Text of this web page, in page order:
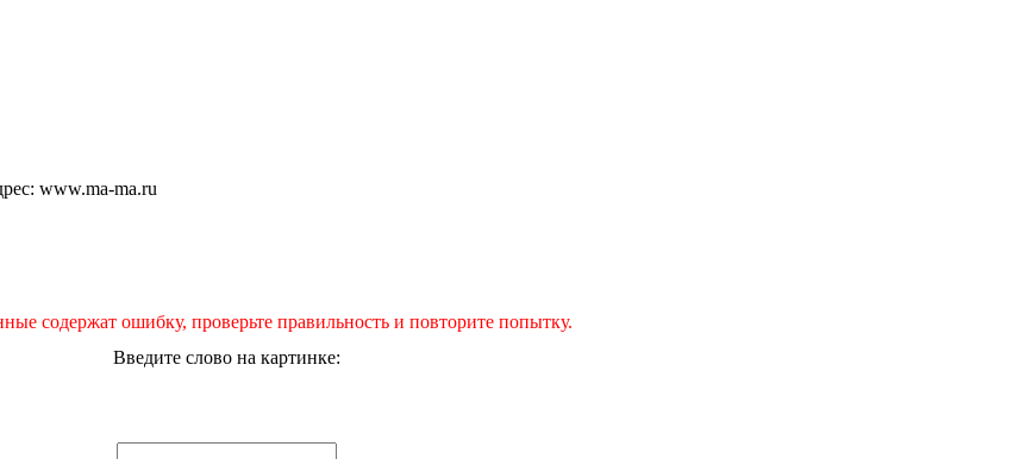
www.ma-ma.ru
содержат ошибку, проверьте правильность и повторите попытку.
Введите слово на картинке: